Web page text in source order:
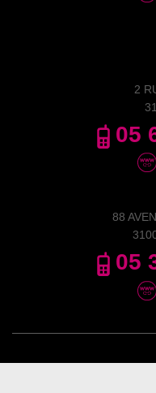
2
05
88
05
Hestia |